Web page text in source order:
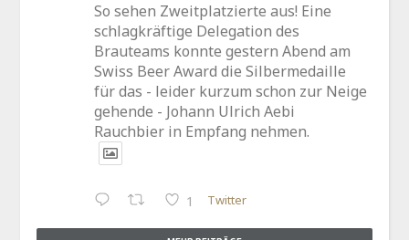
So sehen Zweitplatzierte aus! Eine
schlagkräftige Delegation des
Brauteams konnte gestern Abend am
Swiss Beer Award die Silbermedaille
für das - leider kurzum schon zur Neige
gehende - Johann Ulrich Aebi
Rauchbier in Empfang nehmen.
1 Twitter